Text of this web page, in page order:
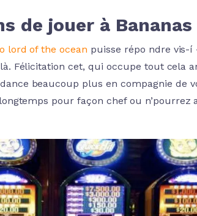
de jouer à Bananas
lord of the ocean puisse répo ndre vis-
Félicitation cet, qui occupe tout cela
beaucoup plus en compagnie de
pour façon chef ou n’pourrez